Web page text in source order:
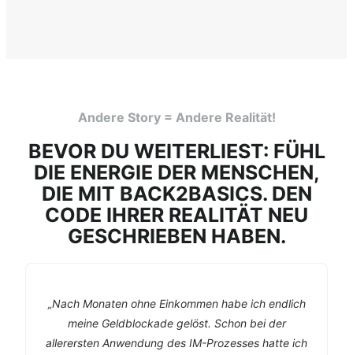
Andere Story = Andere Realität!
BEVOR DU WEITERLIEST: FÜHL
DIE ENERGIE DER MENSCHEN,
DIE MIT BACK2BASICS. DEN
CODE IHRER REALITÄT NEU
GESCHRIEBEN HABEN.
„Nach Monaten ohne Einkommen habe ich endlich
meine Geldblockade gelöst. Schon bei der
allerersten Anwendung des IM-Prozesses hatte ich